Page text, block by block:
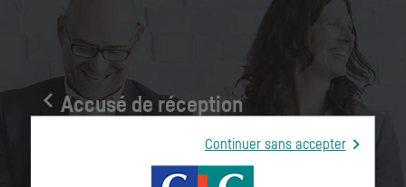
Accusé de réception
Continuer sans accepter